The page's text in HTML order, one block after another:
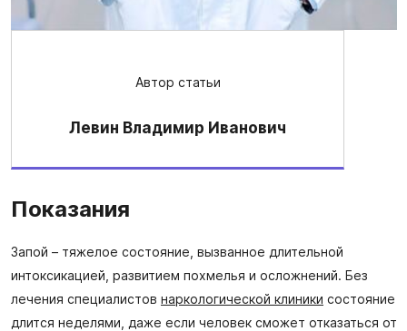
Автор статьи
Левин Владимир Иванович
Показания
Запой – тяжелое состояние, вызванное длительной
интоксикацией, развитием похмелья и осложнений. Без
лечения специалистов наркологической клиники состояние
длится неделями, даже если человек сможет отказаться от